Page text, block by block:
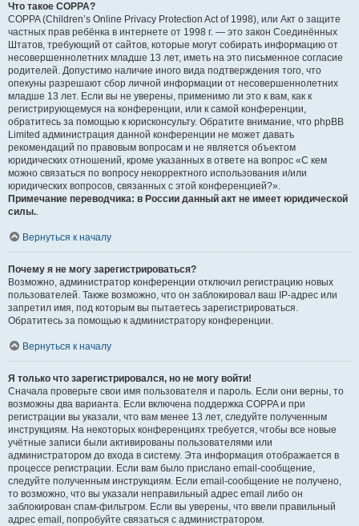
Что такое COPPA?
COPPA (Children’s Online Privacy Protection Act of 1998), или Акт о защите
частных прав ребёнка в интернете от 1998 г. — это закон Соединённых
Штатов, требующий от сайтов, которые могут собирать информацию от
несовершеннолетних младше 13 лет, иметь на это письменное согласие
родителей. Допустимо наличие иного вида подтверждения того, что
опекуны разрешают сбор личной информации от несовершеннолетних
младше 13 лет. Если вы не уверены, применимо ли это к вам, как к
регистрирующемуся на конференции, или к самой конференции,
обратитесь за помощью к юрисконсульту. Обратите внимание, что phpBB
Limited администрация данной конференции не может давать
рекомендаций по правовым вопросам и не является объектом
юридических отношений, кроме указанных в ответе на вопрос «С кем
можно связаться по вопросу некорректного использования и/или
юридических вопросов, связанных с этой конференцией?».
Примечание переводчика: в России данный акт не имеет юридической
силы..
Вернуться к началу
Почему я не могу зарегистрироваться?
Возможно, администратор конференции отключил регистрацию новых
пользователей. Также возможно, что он заблокировал ваш IP-адрес или
запретил имя, под которым вы пытаетесь зарегистрироваться.
Обратитесь за помощью к администратору конференции.
Вернуться к началу
Я только что зарегистрировался, но не могу войти!
Сначала проверьте свои имя пользователя и пароль. Если они верны, то
возможны два варианта. Если включена поддержка COPPA и при
регистрации вы указали, что вам менее 13 лет, следуйте полученным
инструкциям. На некоторых конференциях требуется, чтобы все новые
учётные записи были активированы пользователями или
администратором до входа в систему. Эта информация отображается в
процессе регистрации. Если вам было прислано email-сообщение,
следуйте полученным инструкциям. Если email-сообщение не получено,
то возможно, что вы указали неправильный адрес email либо он
заблокирован спам-фильтром. Если вы уверены, что ввели правильный
адрес email, попробуйте связаться с администратором.